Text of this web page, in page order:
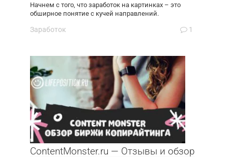
Начнем с того, что заработок на картинках – это
обширное понятие с кучей направлений.
Заработок 1
ContentMonster.ru — Отзывы и обзор